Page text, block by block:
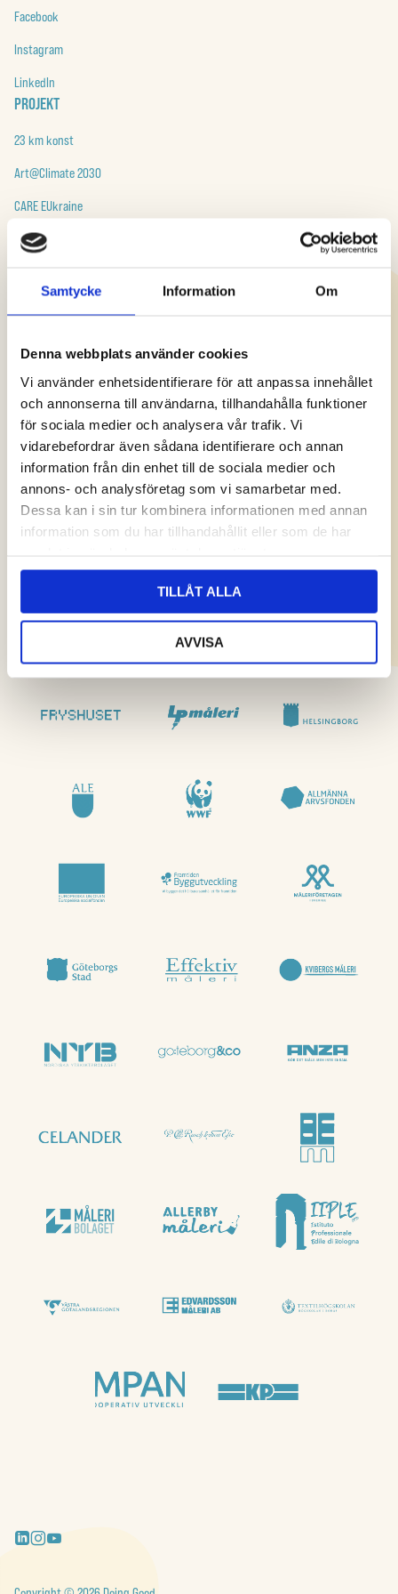
Samtycke Information Om
Denna webbplats använder cookies
Vi använder enhetsidentifierare för att anpassa innehållet
och annonserna till användarna, tillhandahålla funktioner
för sociala medier och analysera vår trafik. Vi
vidarebefordrar även sådana identifierare och annan
information från din enhet till de sociala medier och
annons- och analysföretag som vi samarbetar med.
Dessa kan i sin tur kombinera informationen med annan
information som du har tillhandahållit eller som de har
TILLÅT ALLA
AVVISA
Facebook
Instagram
LinkedIn
PROJEKT
23 km konst
Art@Climate 2030
CARE EUkraine
Cool Green Deal
RESURSER
art@climate 2030